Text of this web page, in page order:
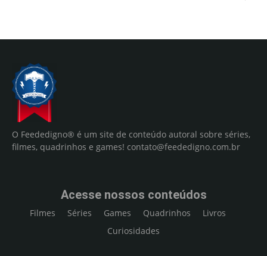
O Feededigno® é um site de conteúdo autoral sobre séries,
filmes, quadrinhos e games! contato@feededigno.com.br
Acesse nossos conteúdos
Filmes Séries Games Quadrinhos
Livros
Curiosidades